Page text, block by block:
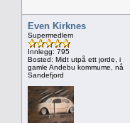
Even Kirknes
Supermedlem
Innlegg: 795
Bosted: Midt utpå ett jorde, i
gamle Andebu kommume, nå
Sandefjord